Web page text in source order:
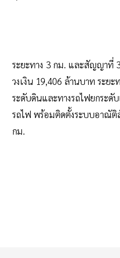
ระยะทาง 3 กม. และสัญญาที่ 3
วงเงิน 19,406 ล้านบาท ระย
ระดับดินและทางรถไฟยกระดั
รถไฟ พร้อมติดตั้งระบบอาณั
กม.